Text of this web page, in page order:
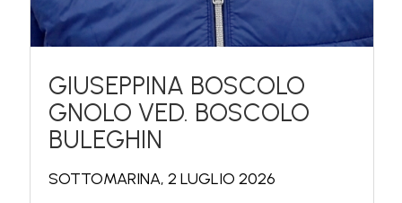
GIUSEPPINA BOSCOLO
GNOLO VED. BOSCOLO
BULEGHIN
SOTTOMARINA, 2 LUGLIO 2026